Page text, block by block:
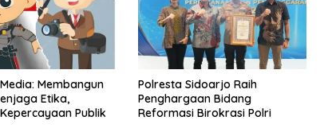
Membangun
Etika,
Publik
Polresta Sidoarjo Raih
Penghargaan Bidang
Reformasi Birokrasi Polri